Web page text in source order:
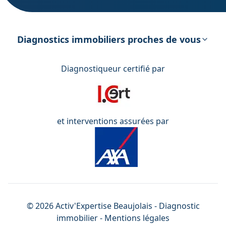
énergétique
Diagnostics immobiliers proches de vous
Diagnostiqueur certifié par
et interventions assurées par
©2026Activ'Expertise Beaujolais - Diagnostic
immobilier - Mentions légales